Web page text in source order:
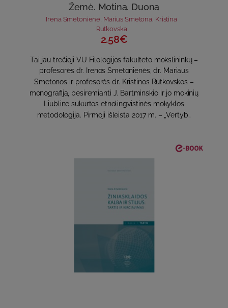
Žemė. Motina. Duona
Irena Smetonienė Marius Smetona Kristina
Rutkovska
2.58€
Tai jau trečioji VU Filologijos fakulteto mokslininkų –
profesorės dr. Irenos Smetonienės, dr. Mariaus
Smetonos ir profesorės dr. Kristinos Rutkovskos –
monografija, besiremianti J. Bartminskio ir jo mokinių
Liubline sukurtos etnolingvistinės mokyklos
metodologija. Pirmoji išleista 2017 m. – „Vertyb..